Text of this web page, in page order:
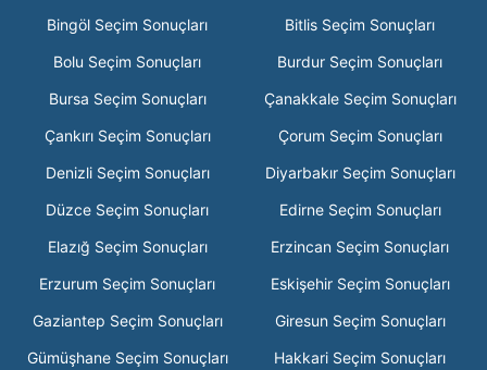
Bingöl Seçim Sonuçları
Bitlis Seçim Sonuçları
Bolu Seçim Sonuçları
Burdur Seçim Sonuçları
Bursa Seçim Sonuçları
Çanakkale Seçim Sonuçları
Çankırı Seçim Sonuçları
Çorum Seçim Sonuçları
Denizli Seçim Sonuçları
Diyarbakır Seçim Sonuçları
Düzce Seçim Sonuçları
Edirne Seçim Sonuçları
Elazığ Seçim Sonuçları
Erzincan Seçim Sonuçları
Erzurum Seçim Sonuçları
Eskişehir Seçim Sonuçları
Gaziantep Seçim Sonuçları
Giresun Seçim Sonuçları
Gümüşhane Seçim Sonuçları
Hakkari Seçim Sonuçları